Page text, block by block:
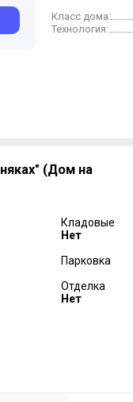
Класс дома:
Технология:
(Дом на
Кладовые
Нет
Парковка
Отделка
Нет